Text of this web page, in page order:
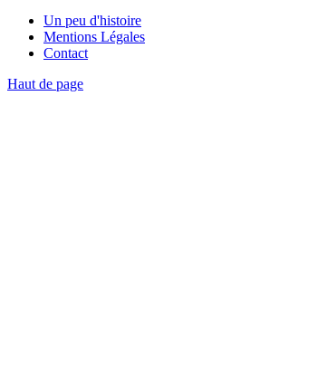
Un peu d'histoire
Mentions Légales
Contact
Haut de page